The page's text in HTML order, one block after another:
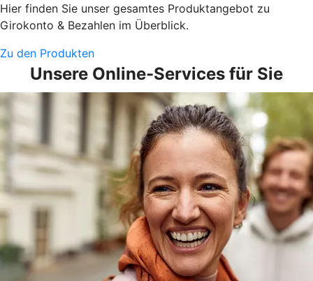
Hier finden Sie unser gesamtes Produktangebot zu
Girokonto & Bezahlen im Überblick.
Zu den Produkten
Unsere Online-Services für Sie